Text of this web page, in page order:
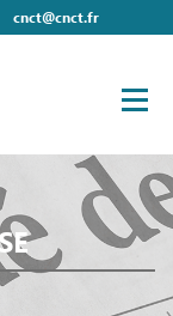
cnct@cnct.fr